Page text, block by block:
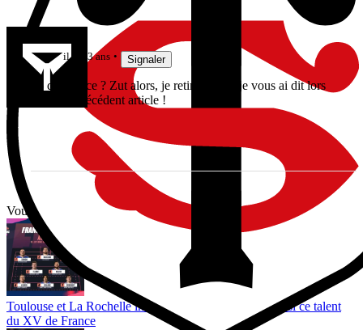
il y a 3 ans Signaler
15 de France ? Zut alors, je retire ce que je vous ai dit lors
de votre précédent article !
Vous avez tout lu ?
Toulouse et La Rochelle intéressés ? Toulon lorgne aussi ce talent
du XV de France